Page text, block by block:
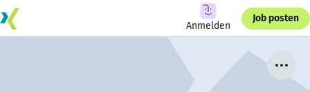
Anmelden
Job posten